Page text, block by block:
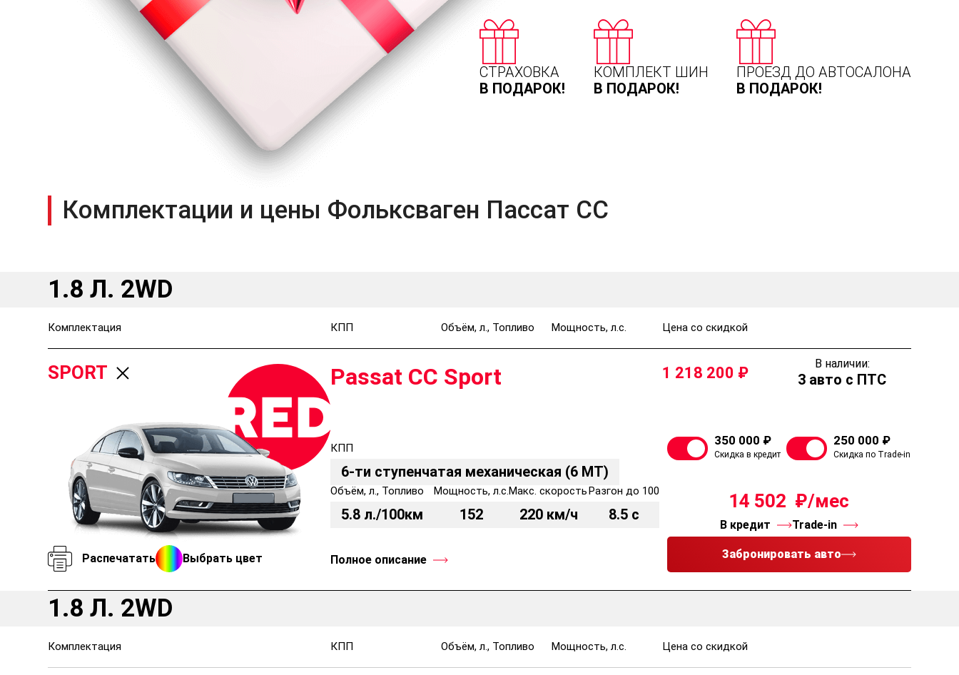
СТРАХОВКА
В ПОДАРОК!
КОМПЛЕКТ ШИН
В ПОДАРОК!
ПРОЕЗД ДО АВТОСАЛОНА
В ПОДАРОК!
Комплектации и цены Фольксваген Пассат СС
1.8 Л. 2WD
Комплектация КПП Объём, л., Топливо Мощность, л.с. Цена со скидкой
SPORT 1 218 200 В наличии:
3 авто с ПТС
Распечатать Выбрать цвет
Passat CC Sport
КПП
6-ти ступенчатая механическая (6 MT)
Объём, л., Топливо
5.8 л./100км
Мощность, л.с.
152
Макс. скорость
220 км/ч
Разгон до 100
8.5 с
Полное описание
350 000 ₽
Скидка в кредит
250 000 ₽
Скидка по Trade-in
14 502
В кредит Trade-in
Забронировать авто
1.8 Л. 2WD
Комплектация КПП Объём, л., Топливо Мощность, л.с. Цена со скидкой